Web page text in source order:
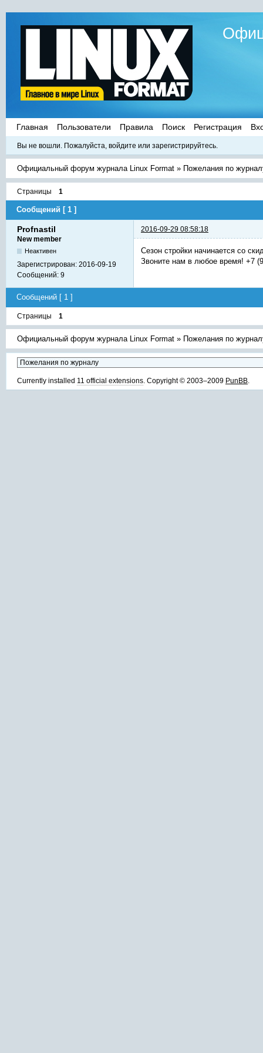
Главная Пользователи Правила Поиск Регистрация
Вы не вошли. Пожалуйста, войдите или зарегистрируйтесь.
Официальный форум журнала Linux Format » Пожелания по
Страницы 1
Сообщений [ 1 ]
Profnastil
2016-09-29 08:58:18
New member
Неактивен
Зарегистрирован: 2016-09-19
Сообщений: 9
Сезон стройки начинается со
Звоните нам в любое время! +7
Сообщений [ 1 ]
Страницы 1
Официальный форум журнала Linux Format » Пожелания по
Currently installed 11 official extensions . Copyright © 2003–2009 PunBB